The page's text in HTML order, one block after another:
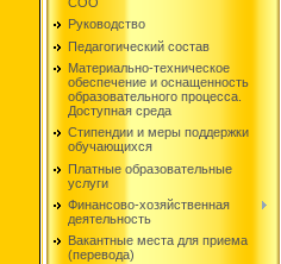
Руководство
Педагогический состав
Материально-техническое
обеспечение и оснащенность
образовательного процесса.
Доступная среда
Стипендии и меры поддержки
обучающихся
Платные образовательные
услуги
Финансово-хозяйственная
деятельность
Вакантные места для приема
(перевода)